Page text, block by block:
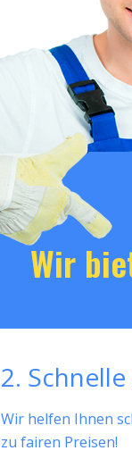
Wir
2.
Wir helfen Ihnen
zu fairen Preisen!